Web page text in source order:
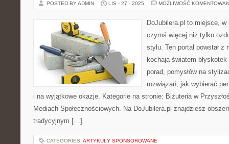
POSTED BY ADMIN LIS - 27 - 2025 MOŻLIWOŚĆ
DoJubilera.pl to miejsce,
czymś więcej niż tylko
stylu. Ten portal powstał z
kochają światem
porad, pomysłów na
rozwiązań, jak wybierać
i na wyjątkowe okazje. Kategorie na stronie: Biżuteria w
Mediach Społecznościowych. Na DoJubilera.pl znajdziesz
tradycyjnym […]
CATEGORIES: ARTYKUŁY SPONSOROWANE